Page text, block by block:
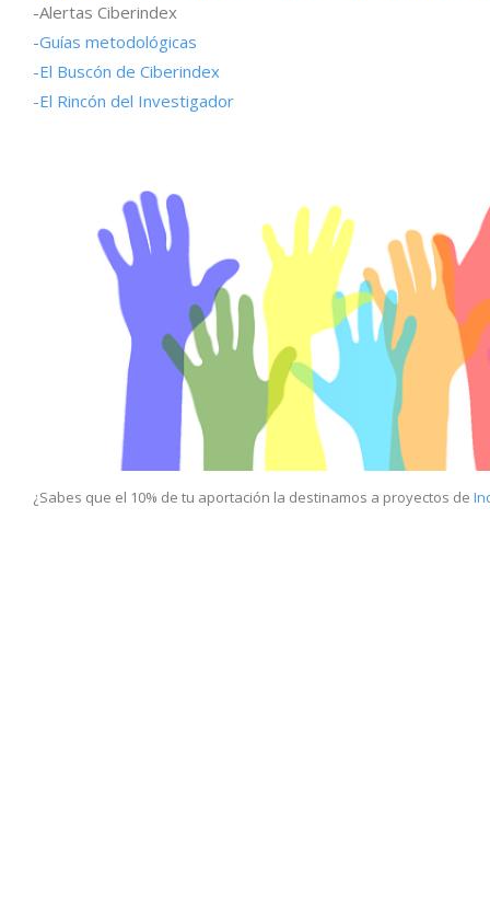
-Alertas Ciberindex
-Guías metodológicas
-El Buscón de Ciberindex
-El Rincón del Investigador
¿Sabes que el 10% de tu aportación la destinamos a proyectos de